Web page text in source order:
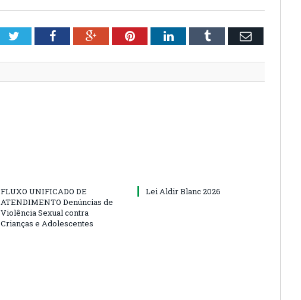
TwitterFacebookGoogle+PinterestLinkedInTumblr Email
FLUXO UNIFICADO DE
ATENDIMENTO Denúncias de
Violência Sexual contra
Crianças e Adolescentes
Lei Aldir Blanc 2026